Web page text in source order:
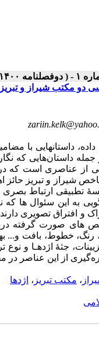
دو مکتب شیراز و تبریز
داستانهایی با
داستان‌هایی که
از عناصری است که
و تبریز حائز
تطبیقی ارتباط بصری
به این سئوال ها
و افتراق تصویری
های صورت گرفته
رنگ، خطوط، بافت و...
جثۀ اژدهـا
از این عناصر در
، مکتب تبریز ، اژدها